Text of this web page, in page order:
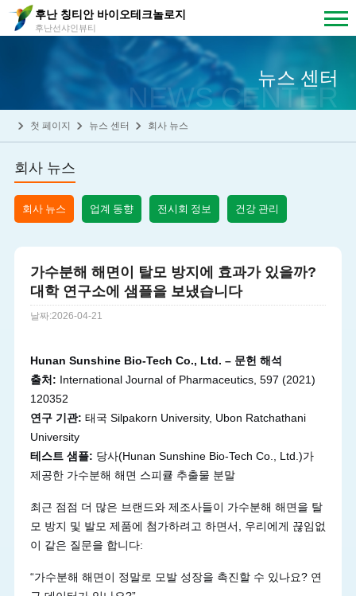
후난 칭티안 바이오테크놀로지
후난선샤인뷰티
뉴스 센터
NEWS CENTER
첫 페이지 뉴스 센터 회사 뉴스
회사 뉴스
회사 뉴스 업계 동향 전시회 정보 건강 관리
가수분해 해면이 탈모 방지에 효과가 있을까?
대학 연구소에 샘플을 보냈습니다
날짜:2026-04-21
Hunan Sunshine Bio-Tech Co., Ltd. – 문헌 해석
출처: International Journal of Pharmaceutics, 597 (2021)
120352
연구 기관: 태국 Silpakorn University, Ubon Ratchathani
University
테스트 샘플: 당사(Hunan Sunshine Bio-Tech Co., Ltd.)가
제공한 가수분해 해면 스피큘 추출물 분말
최근 점점 더 많은 브랜드와 제조사들이 가수분해 해면을 탈
모 방지 및 발모 제품에 첨가하려고 하면서, 우리에게 끊임없
이 같은 질문을 합니다:
“가수분해 해면이 정말로 모발 성장을 촉진할 수 있나요? 연